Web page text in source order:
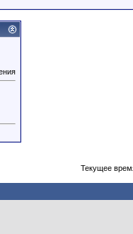
Текущее